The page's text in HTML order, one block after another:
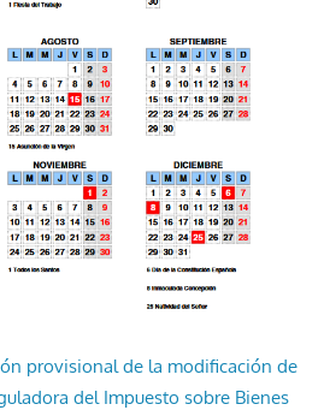
provisional de la modificación de
del Impuesto sobre Bienes